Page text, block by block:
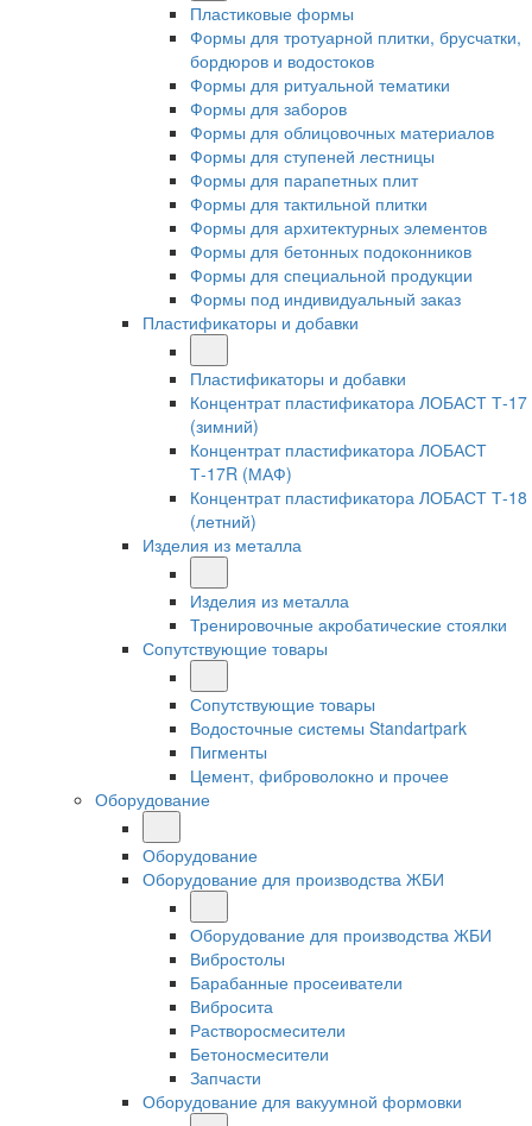
Пластиковые формы
Формы для тротуарной плитки, брусчатки,
бордюров и водостоков
Формы для ритуальной тематики
Формы для заборов
Формы для облицовочных материалов
Формы для ступеней лестницы
Формы для парапетных плит
Формы для тактильной плитки
Формы для архитектурных элементов
Формы для бетонных подоконников
Формы для специальной продукции
Формы под индивидуальный заказ
Пластификаторы и добавки
Пластификаторы и добавки
Концентрат пластификатора ЛОБАСТ Т-17
(зимний)
Концентрат пластификатора ЛОБАСТ
Т-17R (МАФ)
Концентрат пластификатора ЛОБАСТ Т-18
(летний)
Изделия из металла
Изделия из металла
Тренировочные акробатические стоялки
Сопутствующие товары
Сопутствующие товары
Водосточные системы Standartpark
Пигменты
Цемент, фиброволокно и прочее
Оборудование
Оборудование
Оборудование для производства ЖБИ
Оборудование для производства ЖБИ
Вибростолы
Барабанные просеиватели
Вибросита
Растворосмесители
Бетоносмесители
Запчасти
Оборудование для вакуумной формовки